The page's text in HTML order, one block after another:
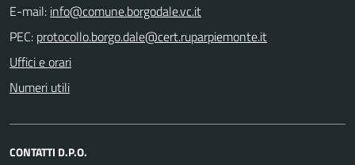
E-mail:
PEC:
Uffici e orari
Numeri utili
CONTATTI D.P.O.